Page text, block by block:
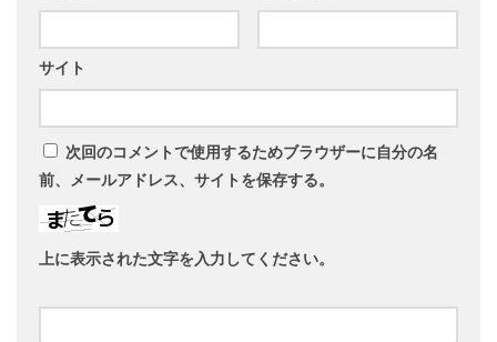
サイト
次回のコメントで使用するためブラウザーに自分の名
前、メールアドレス、サイトを保存する。
上に表示された文字を入力してください。